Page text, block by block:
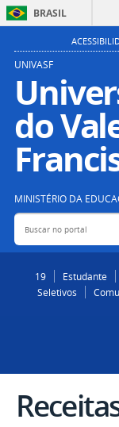
BRASIL
UNIVASF
do
MINISTÉRIO DA
Buscar no portal
19
Estudante
Seletivos